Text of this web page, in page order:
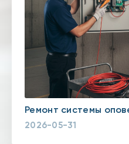
Ремонт системы
2026-05-31